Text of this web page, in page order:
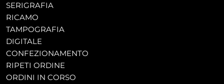
SERIGRAFIA
RICAMO
TAMPOGRAFIA
DIGITALE
CONFEZIONAMENTO
RIPETI ORDINE
ORDINI IN CORSO